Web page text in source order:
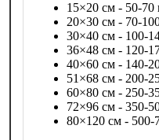
15×20 см - 50-70
20×30 см - 70-
30×40 см - 100-
36×48 см - 120-
40×60 см - 140-
51×68 см - 200-
60×80 см - 250-
72×96 см - 350-
80×120 см - 500-